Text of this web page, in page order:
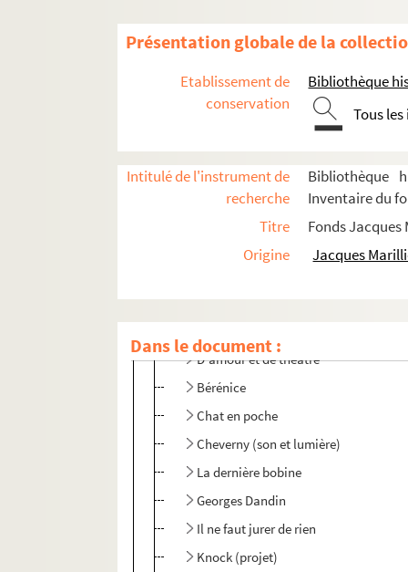
Présentation globale de la
Etablissement de
conservation
Bibliothèque
Tous
Intitulé de l'instrument de
recherche
Bibliothèque
Inventaire du
Titre
Fonds
Origine
Jacques
Dans le document :
Scénographies pour le théâtre et l'opéra
Années 1960-1969
Années 1980-1989
Années 1990-1998
Les amants turcs
Le barbier de Séville (Cochet)
D'amour et de théâtre
Bérénice
Chat en poche
Cheverny (son et lumière)
La dernière bobine
Georges Dandin
Il ne faut jurer de rien
Knock (projet)